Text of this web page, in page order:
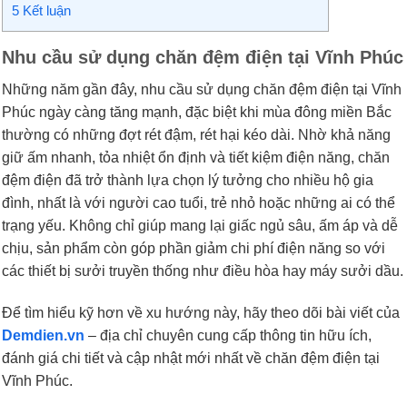
5 Kết luận
Nhu cầu sử dụng chăn đệm điện tại Vĩnh Phúc
Những năm gần đây, nhu cầu sử dụng chăn đệm điện tại Vĩnh
Phúc ngày càng tăng mạnh, đặc biệt khi mùa đông miền Bắc
thường có những đợt rét đậm, rét hại kéo dài. Nhờ khả năng
giữ ấm nhanh, tỏa nhiệt ổn định và tiết kiệm điện năng, chăn
đệm điện đã trở thành lựa chọn lý tưởng cho nhiều hộ gia
đình, nhất là với người cao tuổi, trẻ nhỏ hoặc những ai có thể
trạng yếu. Không chỉ giúp mang lại giấc ngủ sâu, ấm áp và dễ
chịu, sản phẩm còn góp phần giảm chi phí điện năng so với
các thiết bị sưởi truyền thống như điều hòa hay máy sưởi dầu.
Để tìm hiểu kỹ hơn về xu hướng này, hãy theo dõi bài viết của
Demdien.vn – địa chỉ chuyên cung cấp thông tin hữu ích,
đánh giá chi tiết và cập nhật mới nhất về chăn đệm điện tại
Vĩnh Phúc.